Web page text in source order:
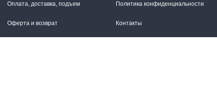
Оплата, доставка, подъем
Оферта и возврат
Политика конфиденциальности
Контакты